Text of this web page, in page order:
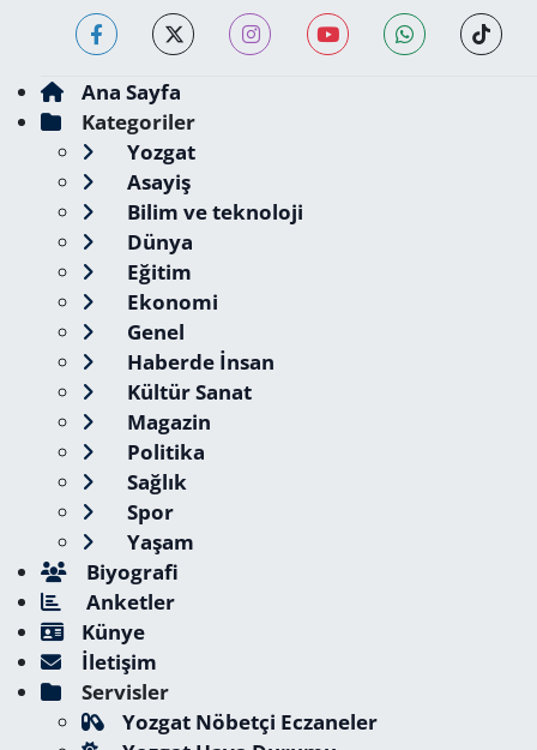
Ana Sayfa
Kategoriler
Yozgat
Asayiş
Bilim ve teknoloji
Dünya
Eğitim
Ekonomi
Genel
Haberde İnsan
Kültür Sanat
Magazin
Politika
Sağlık
Spor
Yaşam
Biyografi
Anketler
Künye
İletişim
Servisler
Yozgat Nöbetçi Eczaneler